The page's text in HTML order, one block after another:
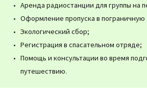
Аренда радиостанции для группы на
Оформление пропуска в пограничную
Экологический сбор;
Регистрация в спасательном отряде;
Помощь и консультации во время
путешествию.